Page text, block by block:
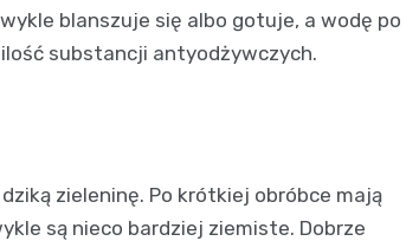
blanszuje się albo gotuje, a wodę po
substancji antyodżywczych.
zieleninę. Po krótkiej obróbce mają
są nieco bardziej ziemiste. Dobrze